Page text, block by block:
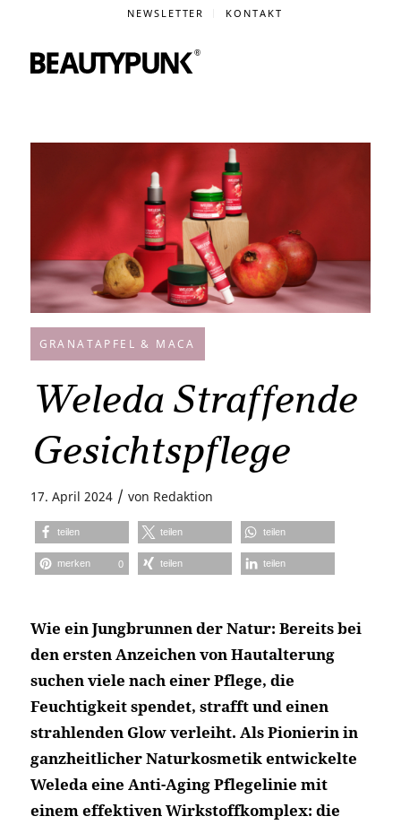
NEWSLETTER KONTAKT
GRANATAPFEL & MACA
Weleda Straffende
Gesichtspflege
17. April 2024 / von Redaktion
teilen teilen teilen
merken 0 teilen teilen
Wie ein Jungbrunnen der Natur: Bereits bei
den ersten Anzeichen von Hautalterung
suchen viele nach einer Pflege, die
Feuchtigkeit spendet, strafft und einen
strahlenden Glow verleiht. Als Pionierin in
ganzheitlicher Naturkosmetik entwickelte
Weleda eine Anti-Aging Pflegelinie mit
einem effektiven Wirkstoffkomplex: die